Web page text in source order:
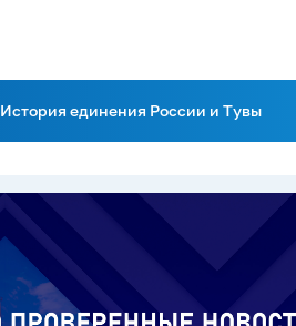
История единения России и Тувы